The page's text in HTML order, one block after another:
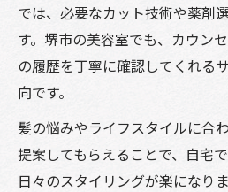
では、必要なカット技術や薬剤
す。堺市の美容室でも、カウン
の履歴を丁寧に確認してくれる
向です。
髪の悩みやライフスタイルに合
提案してもらえることで、自宅
日々のスタイリングが楽になり